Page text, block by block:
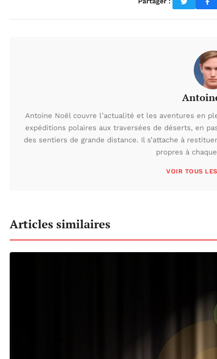
Antoine Noël couvre l’actualité et les aventures en
expéditions polaires aux traversées de déserts, en
des sentiers de grande distance. Il s’attache à
propres à
VOIR TOUS
Articles similaires